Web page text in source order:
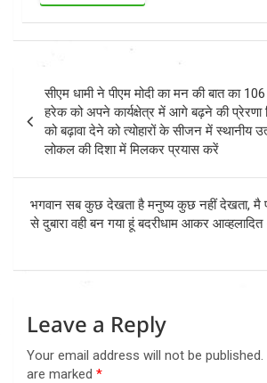
Post
navigation
सीएम धामी ने पीएम मोदी का मन की बात का
हरेक को अपने कार्यक्षेत्र में आगे बढ़ने की प्रेरणा
को बढ़ावा देने को त्योहारों के सीजन में स्थानीय
लोकल की दिशा में मिलकर प्रयास करें
भगवान सब कुछ देखता है मनुष्य कुछ नहीं देखता, मै
से दुबारा वही बन गया हूं बदरीधाम आकर आव्हलादित
Leave a Reply
Your email address will not be published.
are marked *